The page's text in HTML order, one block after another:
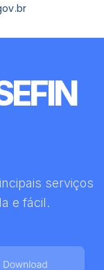
serviços
e fácil.